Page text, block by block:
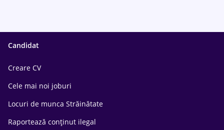
Candidat
Creare CV
Cele mai noi joburi
Locuri de munca Străinătate
Raportează conținut ilegal